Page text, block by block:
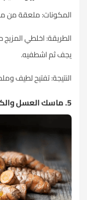
المكونات: ملعقة من
الطريقة: اخلطي
يجف ثم اشطفيه.
النتيجة: تفتيح لطيف
5. ماسك العسل والكركم لتوهج فوري